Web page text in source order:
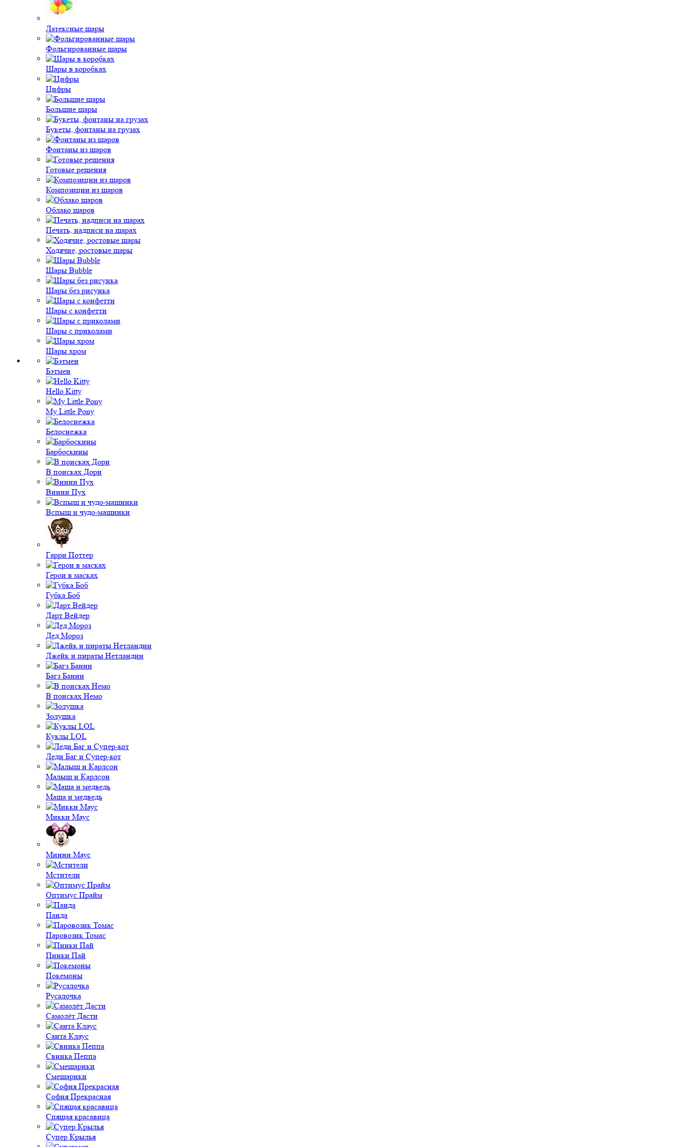
Латексные шары
Фольгированные шары
Шары в коробках
Цифры
Большие шары
Букеты, фонтаны на грузах
Фонтаны из шаров
Готовые решения
Композиции из шаров
Облако шаров
Печать, надписи на шарах
Ходячие, ростовые шары
Шары Bubble
Шары без рисунка
Шары с конфетти
Шары с приколами
Шары хром
Бэтмен
Hello Kitty
My Little Pony
Белоснежка
Барбоскины
В поисках Дори
Винни Пух
Вспыш и чудо-машинки
Гарри Поттер
Герои в масках
Губка Боб
Дарт Вейдер
Дед Мороз
Джейк и пираты Нетландии
Багз Банни
В поисках Немо
Золушка
Куклы LOL
Леди Баг и Супер-кот
Малыш и Карлсон
Маша и медведь
Микки Маус
Минни Маус
Мстители
Оптимус Прайм
Панда
Паровозик Томас
Пинки Пай
Покемоны
Русалочка
Самолёт Дасти
Санта Клаус
Свинка Пеппа
Смешарики
София Прекрасная
Спящая красавица
Супер Крылья